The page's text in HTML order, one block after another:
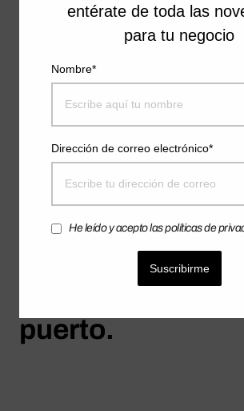
entérate de toda las
para tu negocio
Nombre*
Dirección de correo electrónico*
He leído y acepto las políticas de
Suscribirme
crear una
bien la has
recientemente y
necesitas
para la misma,
libro que
llevar tu proyecto
puerto.